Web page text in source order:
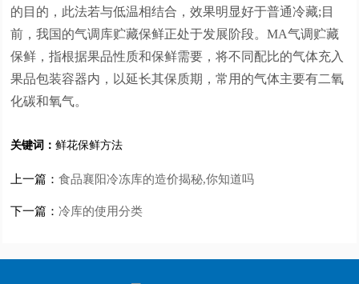
的目的，此法若与低温相结合，效果明显好于普通冷藏;目
前，我国的气调库贮藏保鲜正处于发展阶段。MA气调贮藏
保鲜，指根据果品性质和保鲜需要，将不同配比的气体充入
果品包装容器内，以延长其保质期，常用的气体主要有二氧
化碳和氧气。
关键词： 鲜花保鲜方法
上一篇： 食品襄阳冷冻库的造价揭秘,你知道吗
下一篇： 冷库的使用分类